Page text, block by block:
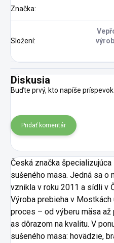
Značka:
Složení:
Diskusia
Buďte prvý, kto napíše
Pridať komentár
Česká značka
sušeného mäsa. Jedná sa o
vznikla v roku 2011 a sídli v
Výroba prebieha v
proces – od výberu mäsa
as dôrazom na kvalitu. V
sušeného mäsa: hovädzie,